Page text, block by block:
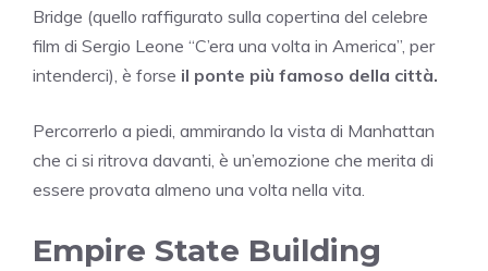
Bridge (quello raffigurato sulla copertina del celebre
film di Sergio Leone “C’era una volta in America”, per
intenderci), è forse il ponte più famoso della città.
Percorrerlo a piedi, ammirando la vista di Manhattan
che ci si ritrova davanti, è un’emozione che merita di
essere provata almeno una volta nella vita.
Empire State Building